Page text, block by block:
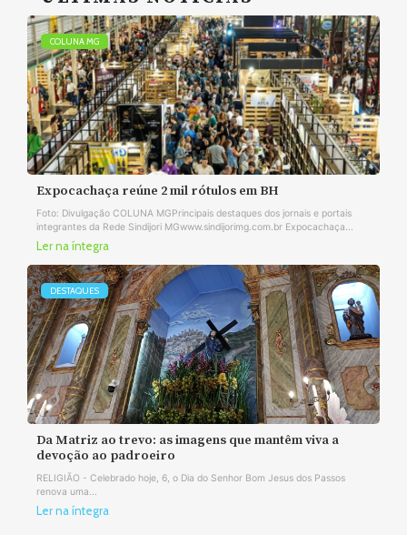
COLUNA MG
Expocachaça reúne 2 mil rótulos em BH
Foto: Divulgação COLUNA MGPrincipais destaques dos jornais e portais
integrantes da Rede Sindijori MGwww.sindijorimg.com.br Expocachaça...
Ler na íntegra
DESTAQUES
Da Matriz ao trevo: as imagens que mantêm viva a
devoção ao padroeiro
RELIGIÃO - Celebrado hoje, 6, o Dia do Senhor Bom Jesus dos Passos
renova uma...
Ler na íntegra